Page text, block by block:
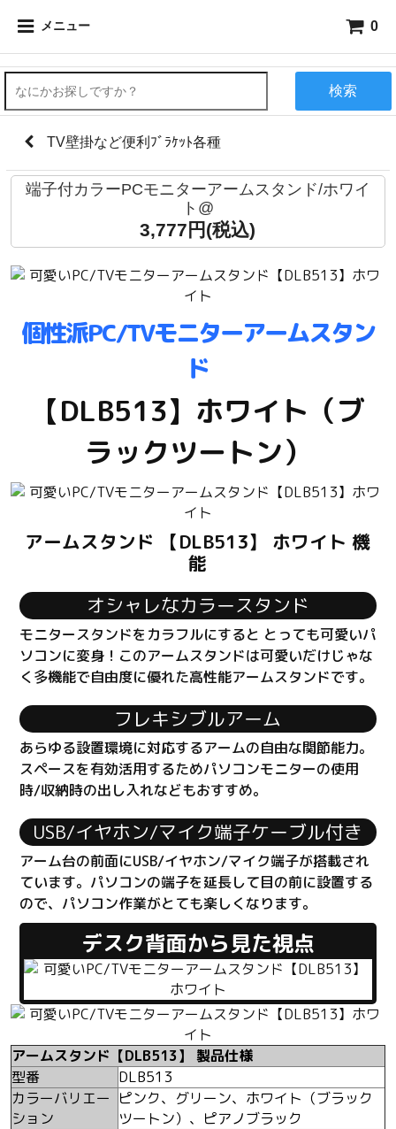
メニュー 0
検索
TV壁掛など便利ﾌﾞﾗｹｯﾄ各種
端子付カラーPCモニターアームスタンド/ホワイ
ト@
3,777円(税込)
個性派PC/TVモニターアームスタン
ド
【DLB513】ホワイト（ブ
ラックツートン）
アームスタンド 【DLB513】 ホワイト 機
能
オシャレなカラースタンド
モニタースタンドをカラフルにすると とっても可愛いパ
ソコンに変身！このアームスタンドは可愛いだけじゃな
く多機能で自由度に優れた高性能アームスタンドです。
フレキシブルアーム
あらゆる設置環境に対応するアームの自由な関節能力。
スペースを有効活用するためパソコンモニターの使用
時/収納時の出し入れなどもおすすめ。
USB/イヤホン/マイク端子ケーブル付き
アーム台の前面にUSB/イヤホン/マイク端子が搭載され
ています。パソコンの端子を延長して目の前に設置する
ので、パソコン作業がとても楽しくなります。
デスク背面から見た視点
アームスタンド【DLB513】 製品仕様
型番
DLB513
カラーバリエー
ション
ピンク、グリーン、ホワイト（ブラック
ツートン）、ピアノブラック